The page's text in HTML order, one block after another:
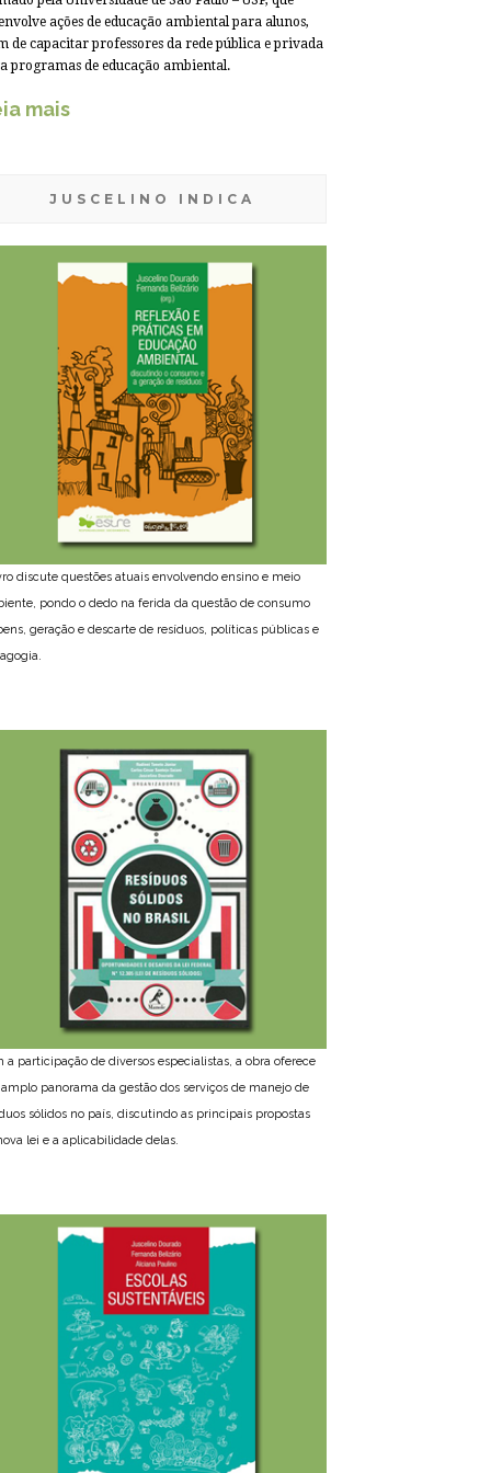
ações de educação ambiental para alunos,
de capacitar professores da rede pública e privada
programas de educação ambiental.
mais
JUSCELINO INDICA
discute questões atuais envolvendo ensino e meio
pondo o dedo na ferida da questão de consumo
geração e descarte de resíduos, políticas públicas e
a participação de diversos especialistas, a obra oferece
panorama da gestão dos serviços de manejo de
sólidos no país, discutindo as principais propostas
lei e a aplicabilidade delas.